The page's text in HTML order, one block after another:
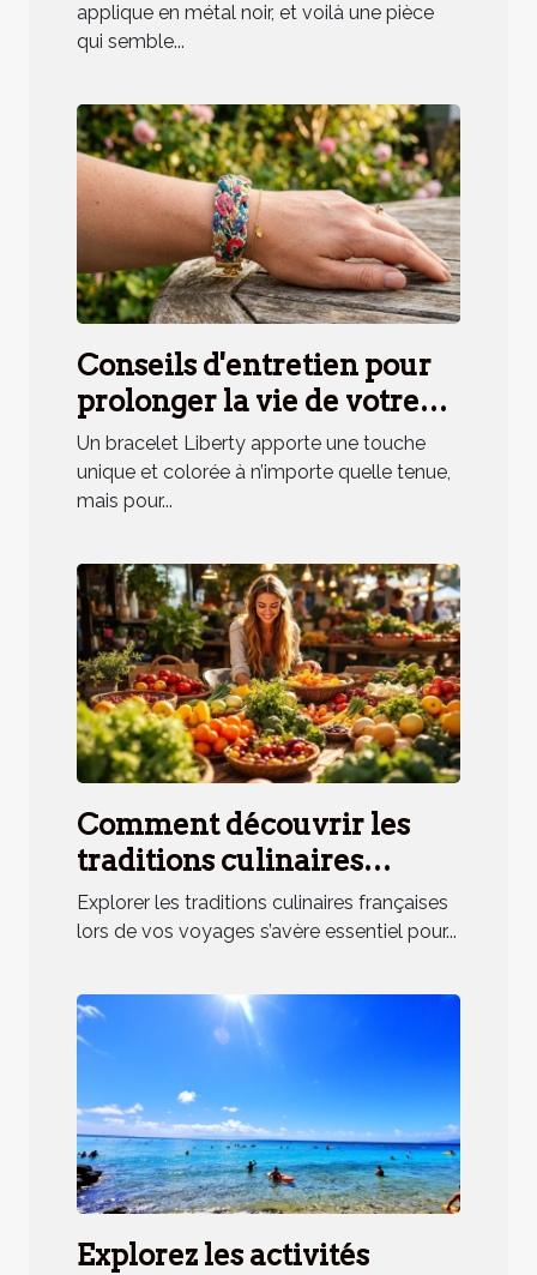
applique en métal noir, et voilà une pièce
qui semble...
Conseils d'entretien pour
prolonger la vie de votre
bracelet Liberty
Un bracelet Liberty apporte une touche
unique et colorée à n’importe quelle tenue,
mais pour...
Comment découvrir les
traditions culinaires
françaises lors de vos
voyages ?
Explorer les traditions culinaires françaises
lors de vos voyages s’avère essentiel pour...
Explorez les activités